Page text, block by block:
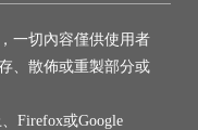
一切內容僅供使用者
、散佈或重製部分或
Firefox或Google